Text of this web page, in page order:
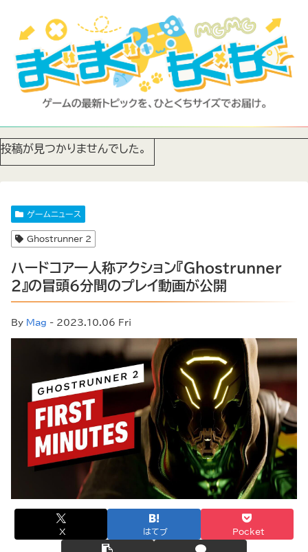
投稿が見つかりませんでした。
ゲームニュース
Ghostrunner 2
ハードコア一人称アクション『Ghostrunner
2』の冒頭6分間のプレイ動画が公開
By Mag - 2023.10.06 Fri
X はてブ Pocket